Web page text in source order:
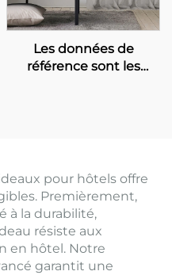
Les données de
référence sont les
pour hôtels offre
Premièrement,
à la durabilité,
résiste aux
en hôtel. Notre
garantit une